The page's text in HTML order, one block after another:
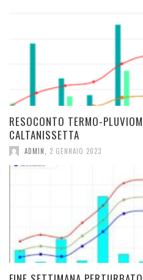
RESOCONTO TERMO-
CALTANISSETTA
ADMIN 2 GENNAIO 2023